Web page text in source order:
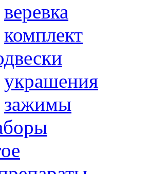
веревка
комплект
украшения
зажимы